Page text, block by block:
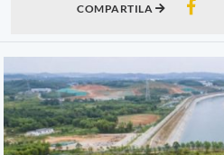
COMPARTILA